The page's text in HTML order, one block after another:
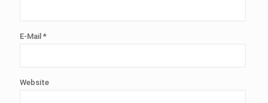
E-Mail *
Website